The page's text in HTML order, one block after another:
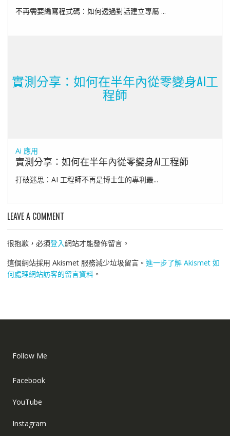
不再需要編寫程式碼：如何透過對話建立專屬 ...
實測分享：如何在半年內從零變身AI工
程師
Ai 應用
實測分享：如何在半年內從零變身AI工程師
打破迷思：AI 工程師不再是博士生的專利最...
LEAVE A COMMENT
很抱歉，必須登入網站才能發佈留言。
這個網站採用 Akismet 服務減少垃圾留言。 進一步了解 Akismet 如
何處理網站訪客的留言資料。
Follow Me
Facebook
YouTube
Instagram